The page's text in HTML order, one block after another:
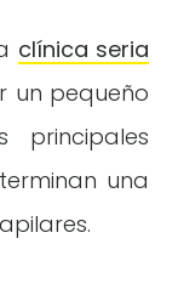
clínica seria
un pequeño
principales
una